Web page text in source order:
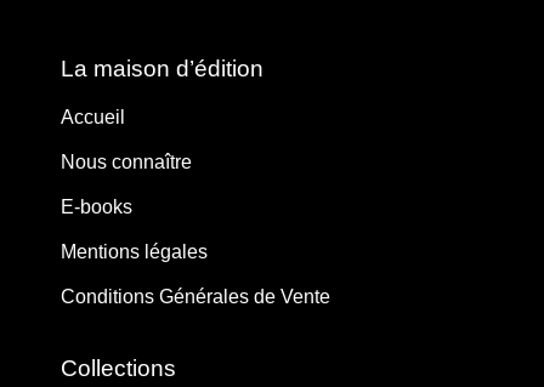
La maison d’édition
Accueil
Nous connaître
E-books
Mentions légales
Conditions Générales de Vente
Collections